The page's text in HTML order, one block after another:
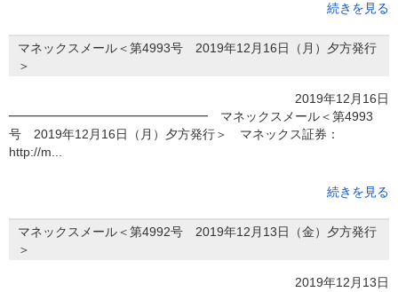
続きを見る
マネックスメール＜第4993号 2019年12月16日（月）夕方発行
＞
2019年12月16日
━━━━━━━━━━━━━━━━ マネックスメール＜第4993
号 2019年12月16日（月）夕方発行＞ マネックス証券：
http://m...
続きを見る
マネックスメール＜第4992号 2019年12月13日（金）夕方発行
＞
2019年12月13日